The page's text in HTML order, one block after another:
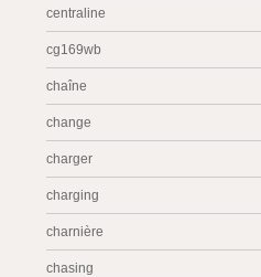
centraline
cg169wb
chaîne
change
charger
charging
charnière
chasing